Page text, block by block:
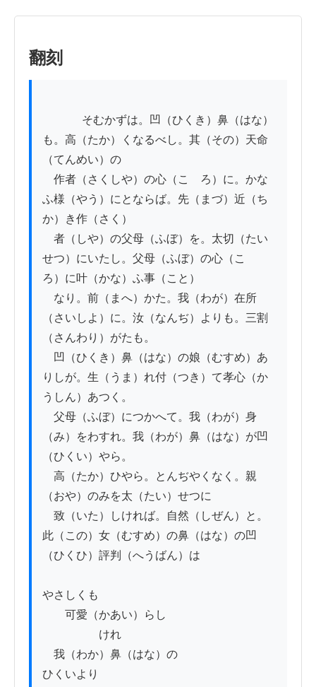
翻刻
も。高（たか）くなるべし。其（その）天命
（てんめい）の
作者（さくしや）の心（こゝろ）に。かな
ふ様（やう）にとならば。先（まづ）近（ち
か）き作（さく）
者（しや）の父母（ふぼ）を。太切（たい
せつ）にいたし。父母（ふぼ）の心（こゝ
ろ）に叶（かな）ふ事（こと）
なり。前（まへ）かた。我（わが）在所
（さいしよ）に。汝（なんぢ）よりも。三割
（さんわり）がたも。
凹（ひくき）鼻（はな）の娘（むすめ）あ
りしが。生（うま）れ付（つき）て孝心（か
うしん）あつく。
父母（ふぼ）につかへて。我（わが）身
（み）をわすれ。我（わが）鼻（はな）が凹
（ひくい）やら。
高（たか）ひやら。とんぢやくなく。親
（おや）のみを太（たい）せつに
致（いた）しければ。自然（しぜん）と。
此（この）女（むすめ）の鼻（はな）の凹
（ひくひ）評判（へうばん）は
やさしくも
可愛（かあい）らし
けれ
我（わか）鼻（はな）の
ひくいより